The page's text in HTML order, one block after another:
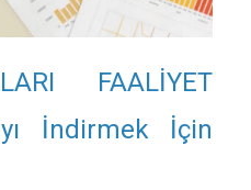
FAALİYET
İndirmek İçin